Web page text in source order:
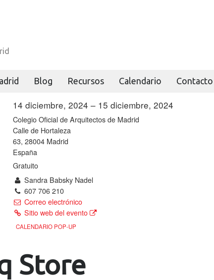
Blog Recursos Calendario Contacto
14 diciembre, 2024 – 15 diciembre, 2024
Colegio Oficial de Arquitectos de Madrid
Calle de Hortaleza
63, 28004 Madrid
España
Gratuito
Sandra Babsky Nadel
607 706 210
Correo electrónico
Sitio web del evento
CALENDARIO POP-UP
Store